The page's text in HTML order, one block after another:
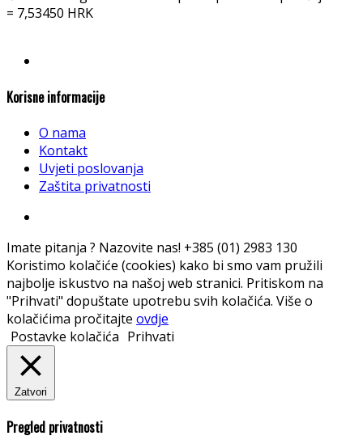
= 7,53450 HRK
Korisne informacije
O nama
Kontakt
Uvjeti poslovanja
Zaštita privatnosti
Imate pitanja ? Nazovite nas! +385 (01) 2983 130
Koristimo kolačiće (cookies) kako bi smo vam pružili
najbolje iskustvo na našoj web stranici. Pritiskom na
"Prihvati" dopuštate upotrebu svih kolačića. Više o
kolačićima pročitajte ovdje
Postavke kolačića Prihvati
Zatvori
Pregled privatnosti